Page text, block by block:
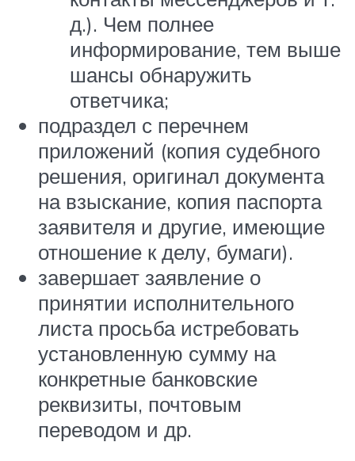
д.). Чем полнее
информирование, тем выше
шансы обнаружить
ответчика;
подраздел с перечнем
приложений (копия судебного
решения, оригинал документа
на взыскание, копия паспорта
заявителя и другие, имеющие
отношение к делу, бумаги).
завершает заявление о
принятии исполнительного
листа просьба истребовать
установленную сумму на
конкретные банковские
реквизиты, почтовым
переводом и др.